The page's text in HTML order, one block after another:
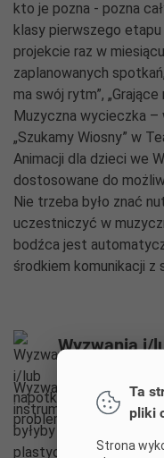
kto je pozna - pozna
klasy pierwszego
projekcie raz w
zaplanowanych
ma swój rytm”,
Muzyczna wycieczka
„Szukamy Wiosny” w
Animacji dla dzieci we
dostosowane do
Nie trzeba było znać
uczestniczyć w
bodźca jest
środkiem komunikacji z
Wyzwania i/
Wyzwaniem dla
instrumentów, na
byłyby inspiracją do
plastycznej.
Ta
pliki
Strona